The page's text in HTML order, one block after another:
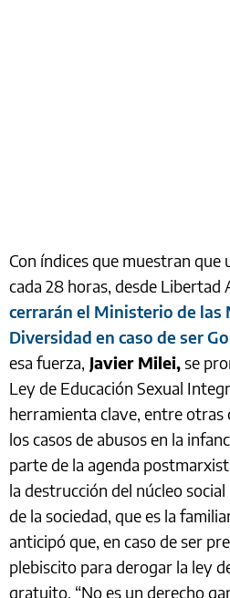
Con índices que muestran que
cada 28 horas, desde Libertad
cerrarán el Ministerio de las
Diversidad en caso de ser
esa fuerza, Javier Milei,se
Ley de Educación Sexual
herramienta clave, entre otras
los casos de abusos en la
parte de la agenda
la destrucción del núcleo
de la sociedad, que es la
anticipó que, en caso de ser
plebiscito para derogar la ley
gratuito. “No es un derecho